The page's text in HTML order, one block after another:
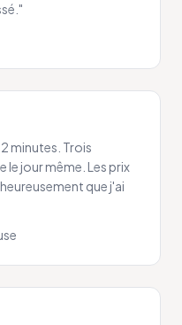
"
minutes. Trois
jour même. Les prix
que j'ai